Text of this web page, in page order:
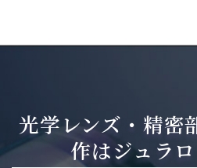
光学レンズ・精密
作はジュラ